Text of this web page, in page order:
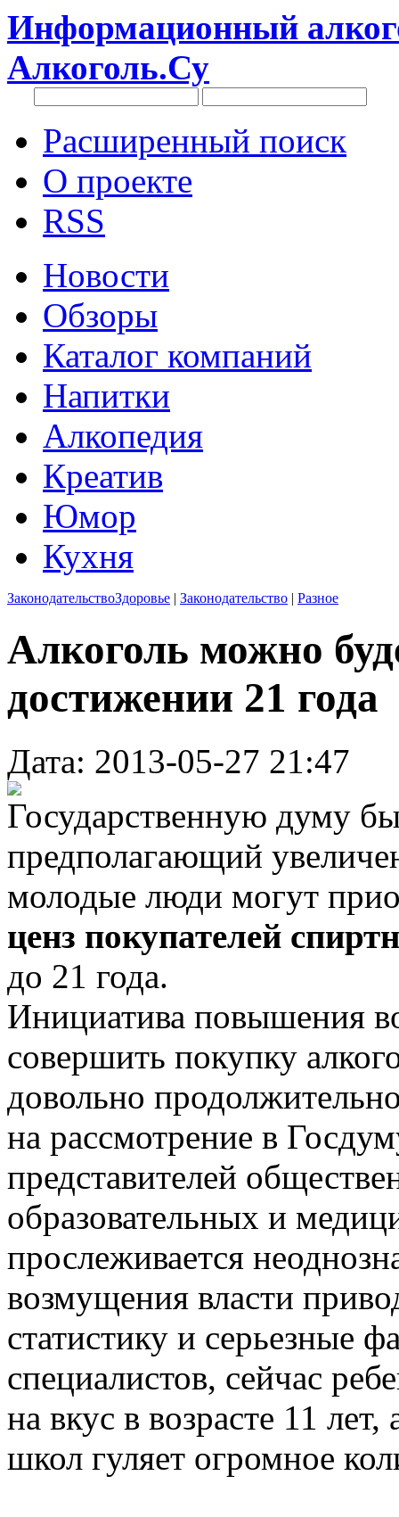
Информационный
Алкоголь.Су
Расширенный поиск
О проекте
RSS
Новости
Обзоры
Каталог компаний
Напитки
Алкопедия
Креатив
Юмор
Кухня
ЗаконодательствоЗдоровье | Законодательство | Разное
Алкоголь можно
достижении 21 года
Дата: 2013-05-27 21:47
Государственную думу
предполагающий
молодые люди могут
ценз покупателей
до 21 года.
Инициатива повышения
совершить покупку
довольно
на рассмотрение в
представителей
образовательных и
прослеживается
возмущения власти
статистику и серьезные
специалистов, сейчас
на вкус в возрасте 11
школ гуляет огромное